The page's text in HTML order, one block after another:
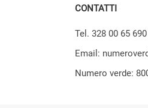
CONTATTI
Tel. 328 00 65 690
Email:
Numero verde: